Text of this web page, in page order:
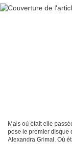
Mais où était elle
pose le premier disque
Alexandra Grimal. Où